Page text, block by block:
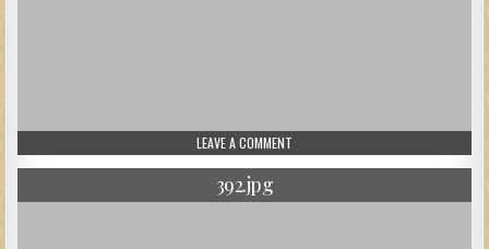
LEAVE A COMMENT
392.jpg